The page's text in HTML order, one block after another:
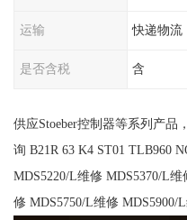
运输 快递物流
是否含税 含
供应Stoeber控制器等系列产品
询 B21R 63 K4 ST01 TLB960
MDS5220/L维修 MDS5370/L
修 MDS5750/L维修 MDS5900/